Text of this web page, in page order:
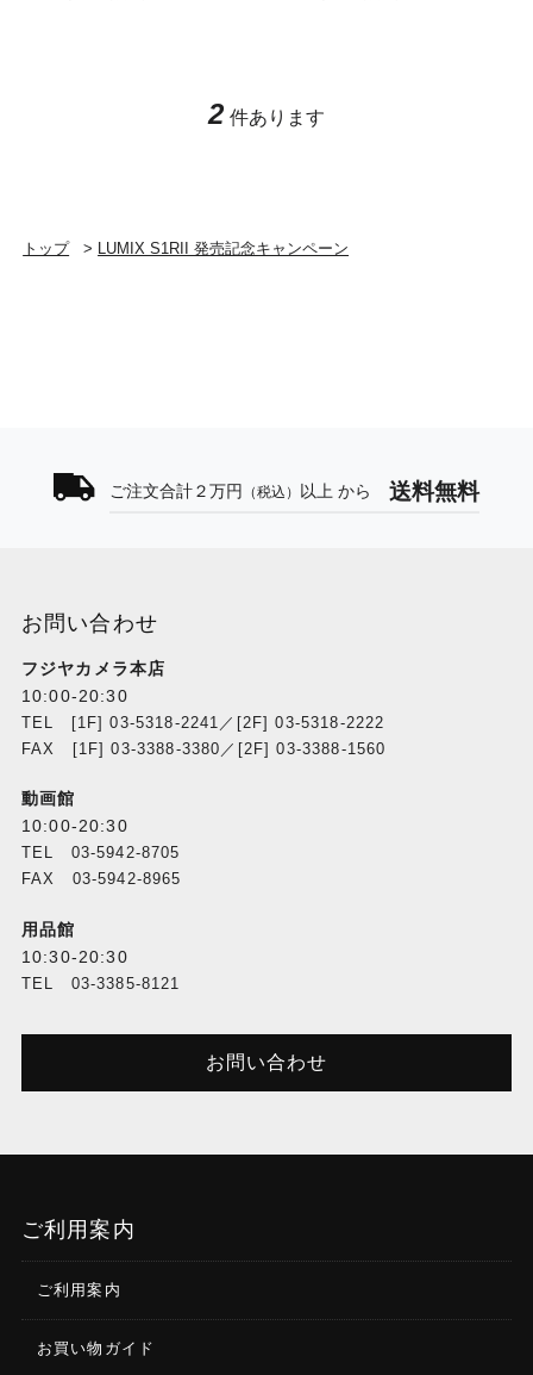
2 件あります
トップ > LUMIX S1RII 発売記念キャンペーン
ご注文合計２万円 （税込） 以上 から 送料無料
お問い合わせ
フジヤカメラ本店
10:00-20:30
TEL [1F] 03-5318-2241／[2F] 03-5318-2222
FAX [1F] 03-3388-3380／[2F] 03-3388-1560
動画館
10:00-20:30
TEL 03-5942-8705
FAX 03-5942-8965
用品館
10:30-20:30
TEL 03-3385-8121
お問い合わせ
ご利用案内
ご利用案内
お買い物ガイド